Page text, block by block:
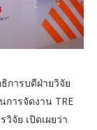
การบดีฝ่ายวิจัย
ารจัดงาน TRE
จัย เปิดเผยว่า